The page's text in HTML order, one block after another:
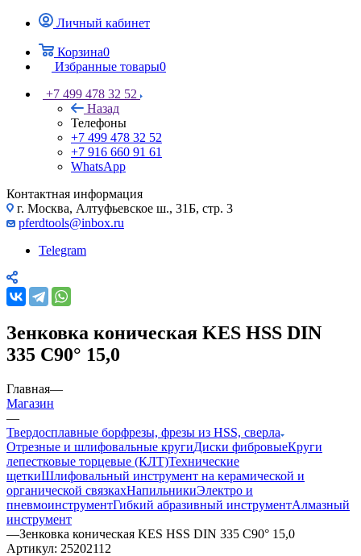
Личный кабинет
Корзина0
Избранные товары0
+7 499 478 32 52
Назад
Телефоны
+7 499 478 32 52
+7 916 660 91 61
WhatsApp
Контактная информация
г. Москва, Алтуфьевское ш., 31Б, стр. 3
pferdtools@inbox.ru
Telegram
Зенковка коническая KES HSS DIN
335 C90° 15,0
Главная—
Магазин
—
Твердосплавные борфрезы, фрезы из HSS, сверла
Отрезные и шлифовальные кругиДиски фибровыеКруги
лепестковые торцевые (КЛТ)Технические
щеткиШлифовальный инструмент на керамической и
органической связкахНапильникиЭлектро и
пневмоинструментГибкий абразивный инструментАлмазный
инструмент
—Зенковка коническая KES HSS DIN 335 C90° 15,0
Артикул: 25202112